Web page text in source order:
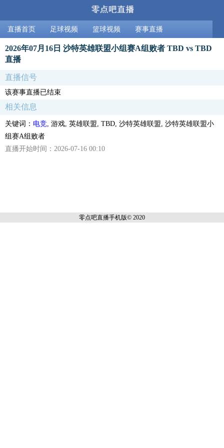
直播首页 足球视频 篮球视频 赛事直播
2026年07月16日 沙特英雄联盟小组赛A组败者 TBD vs TBD
直播
直播信号
该赛事直播已结束
相关信息
关键词： 电竞 , 游戏, 英雄联盟, TBD, 沙特英雄联盟, 沙特英雄联盟小
组赛A组败者
直播开始时间：2026-07-16 00:10
零点吧直播手机版© 2020